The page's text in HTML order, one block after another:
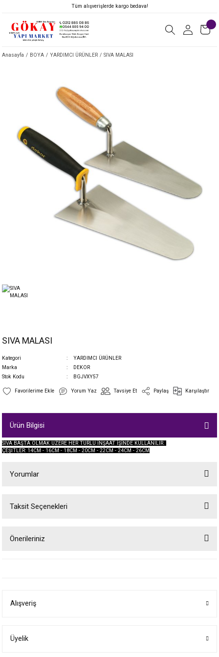
Tüm alışverişlerde kargo bedava!
Anasayfa BOYA YARDIMCI ÜRÜNLER SIVA MALASI
SIVA MALASI
Kategori
YARDIMCI ÜRÜNLER
Marka
DEKOR
Stok Kodu
BGJVXY57
Yorum Yaz Tavsiye Et Paylaş Karşılaştır
Ürün Bilgisi
SIVA BAŞTA OLMAK ÜZERE HER TÜRLÜ İNŞAAT İŞİNDE KULLANILIR.
ÇEŞİTLER: 14CM - 16CM - 18CM - 20CM - 22CM - 24CM - 26CM
Yorumlar
Taksit Seçenekleri
Önerileriniz
Ürün bilgilerinde hatalar bulunuyor.
Alışveriş
Üyelik